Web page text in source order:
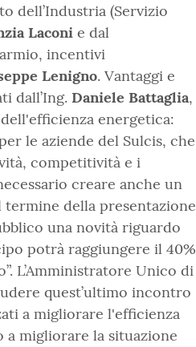
dell’Industria (Servizio
Laconie dal
incentivi
Lenigno. Vantaggi e
dall’Ing. Daniele Battaglia,
energetica:
le aziende del Sulcis, che
competitività e i
creare anche un
termine della presentazione
una novità riguardo
potrà raggiungere il 40%
L’Amministratore Unico di
quest’ultimo incontro
a migliorare l'efficienza
migliorare la situazione